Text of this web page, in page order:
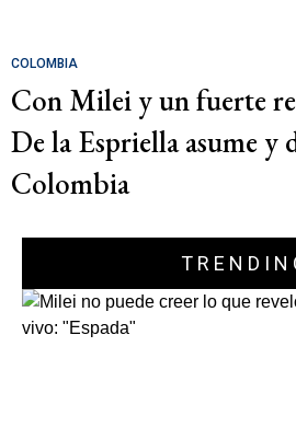
COLOMBIA
Con Milei y un fuerte
De la Espriella asume y
Colombia